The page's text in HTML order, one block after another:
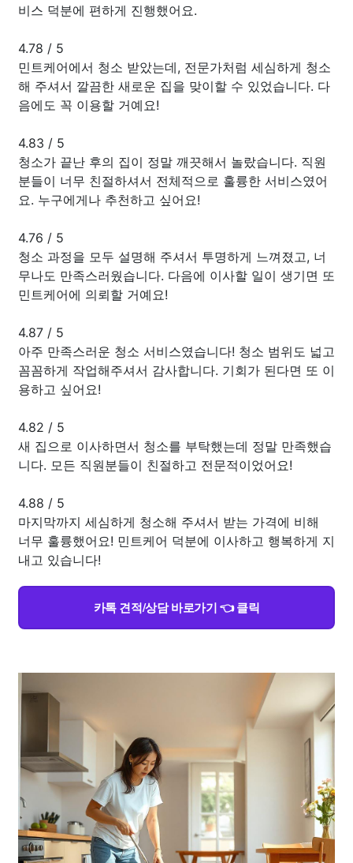
비스 덕분에 편하게 진행했어요.
4.78 / 5
민트케어에서 청소 받았는데, 전문가처럼 세심하게 청소
해 주셔서 깔끔한 새로운 집을 맞이할 수 있었습니다. 다
음에도 꼭 이용할 거예요!
4.83 / 5
청소가 끝난 후의 집이 정말 깨끗해서 놀랐습니다. 직원
분들이 너무 친절하셔서 전체적으로 훌륭한 서비스였어
요. 누구에게나 추천하고 싶어요!
4.76 / 5
청소 과정을 모두 설명해 주셔서 투명하게 느껴졌고, 너
무나도 만족스러웠습니다. 다음에 이사할 일이 생기면 또
민트케어에 의뢰할 거예요!
4.87 / 5
아주 만족스러운 청소 서비스였습니다! 청소 범위도 넓고
꼼꼼하게 작업해주셔서 감사합니다. 기회가 된다면 또 이
용하고 싶어요!
4.82 / 5
새 집으로 이사하면서 청소를 부탁했는데 정말 만족했습
니다. 모든 직원분들이 친절하고 전문적이었어요!
4.88 / 5
마지막까지 세심하게 청소해 주셔서 받는 가격에 비해
너무 훌륭했어요! 민트케어 덕분에 이사하고 행복하게 지
내고 있습니다!
카톡 견적/상담 바로가기 👈 클릭